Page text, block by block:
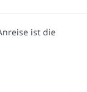
ist die